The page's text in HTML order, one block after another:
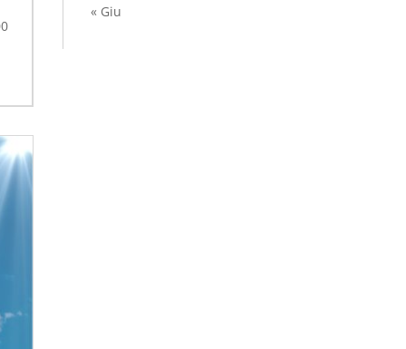
« Giu